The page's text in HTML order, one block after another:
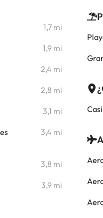
1,7 mi
1,9 mi
2,4 mi
2,8 mi
3,1 mi
3,4 mi
3,8 mi
3,9 mi